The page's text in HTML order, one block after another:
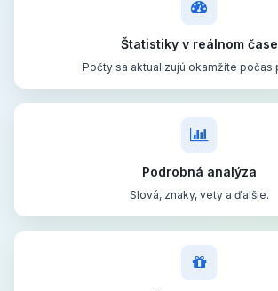
Štatistiky v reálnom čase
Počty sa aktualizujú okamžite počas
Podrobná analýza
Slová, znaky, vety a ďalšie.